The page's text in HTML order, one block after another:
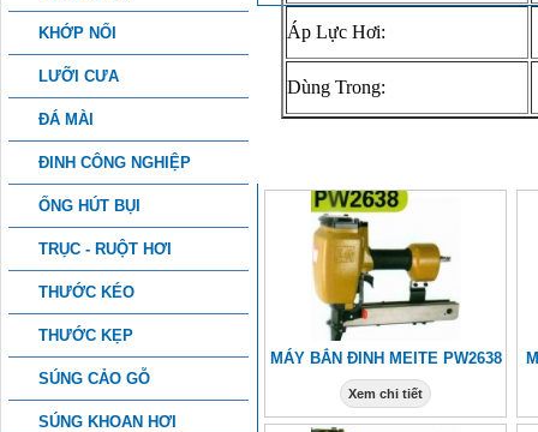
KHỚP NỐI
LƯỠI CƯA
ĐÁ MÀI
ĐINH CÔNG NGHIỆP
ỐNG HÚT BỤI
TRỤC - RUỘT HƠI
THƯỚC KÉO
THƯỚC KẸP
SÚNG CẢO GỖ
SÚNG KHOAN HƠI
Áp Lực Hơi:
Dùng Trong:
MÁY BẮN ĐINH MEITE PW2638
Xem chi tiết